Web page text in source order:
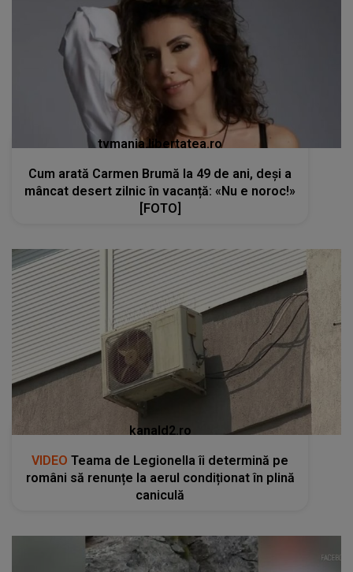
tvmania.libertatea.ro
Cum arată Carmen Brumă la 49 de ani, deși a
mâncat desert zilnic în vacanță: «Nu e noroc!»
[FOTO]
kanald2.ro
VIDEO Teama de Legionella îi determină pe
români să renunțe la aerul condiționat în plină
caniculă